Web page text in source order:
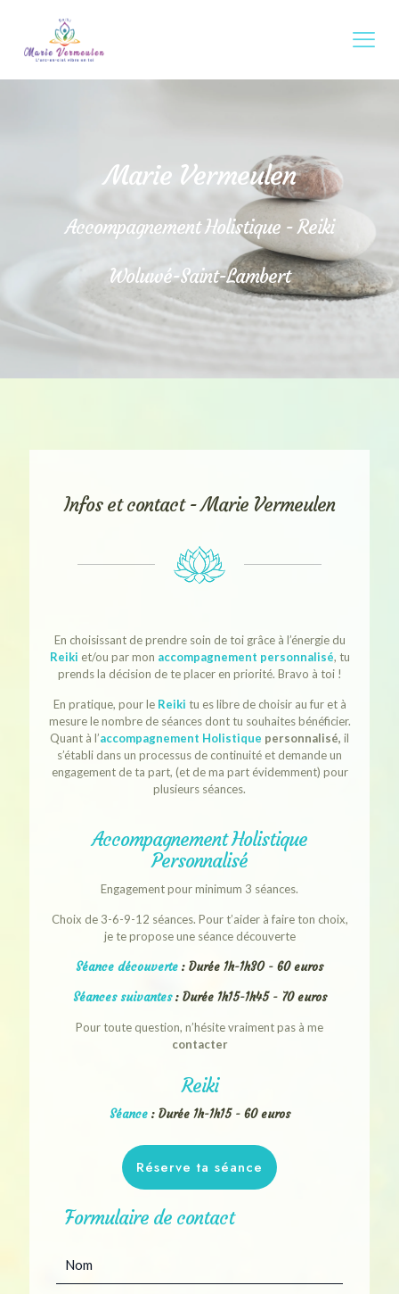
Marie Vermeulen
Accompagnement Holistique - Reiki
Woluwé-Saint-Lambert
Infos et contact - Marie Vermeulen
En choisissant de prendre soin de toi grâce à l’énergie du
Reiki et/ou par mon accompagnement personnalisé, tu
prends la décision de te placer en priorité. Bravo à toi !
En pratique, pour le Reiki tu es libre de choisir au fur et à
mesure le nombre de séances dont tu souhaites bénéficier.
Quant à l’accompagnement Holistique personnalisé, il
s’établi dans un processus de continuité et demande un
engagement de ta part, (et de ma part évidemment) pour
plusieurs séances.
Accompagnement Holistique
Personnalisé
Engagement pour minimum 3 séances.
Choix de 3-6-9-12 séances. Pour t’aider à faire ton choix,
je te propose une séance découverte
Séance découverte : Durée 1h-1h3O - 60 euros
Séances suivantes: Durée 1h15-1h45 - 70 euros
Pour toute question, n’hésite vraiment pas à me
contacter
Reiki
Séance : Durée 1h-1h15 - 60 euros
Réserve ta séance
Formulaire de contact